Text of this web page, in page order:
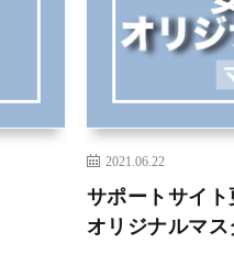
2021.06.22
サポートサイ
オリジナルマス